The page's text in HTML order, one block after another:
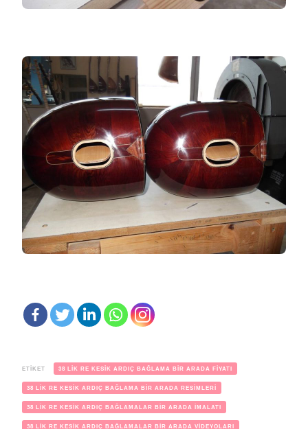
ETIKET 38 LİK RE KESİK ARDIÇ BAĞLAMA BİR ARADA FİYATI
38 LİK RE KESİK ARDIÇ BAĞLAMA BİR ARADA RESİMLERİ
38 LİK RE KESİK ARDIÇ BAĞLAMALAR BİR ARADA İMALATI
38 LİK RE KESİK ARDIÇ BAĞLAMALAR BİR ARADA VİDEYOLARI